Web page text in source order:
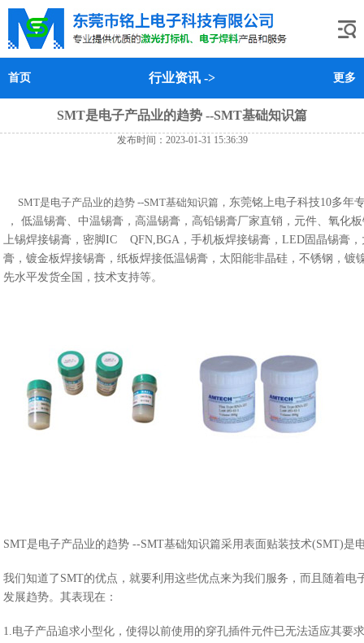
首页 行业资讯 -> 更多
SMT是电子产品业的趋势 --SMT基础知识篇
发布时间：2023-01-31 15:36:39
SMT是电子产品业的趋势 --SMT基础知识篇， 东莞铭上电子科技10多年
， 低温锡膏、中温锡膏，高温锡膏，高铅锡膏厂家直销，元件、氧化
上锡焊接锡膏，密脚IC QFN,BGA，手机板焊接锡膏，LED固晶锡膏
膏，镀金板焊接锡膏，纸板焊接低温锡膏，太阳能非晶硅，不锈钢，
先水平发货全国，技术支持等。
SMT是电子产品业的趋势 --SMT基础知识篇采用表面贴装技术(SMT)是
我们知道了SMT的优点，就要利用这些优点来为我们服务，而且随着
发展趋势。其表现在：
1.电子产品追求小型化，使得以前使用的穿孔插件元件已无法适应其要